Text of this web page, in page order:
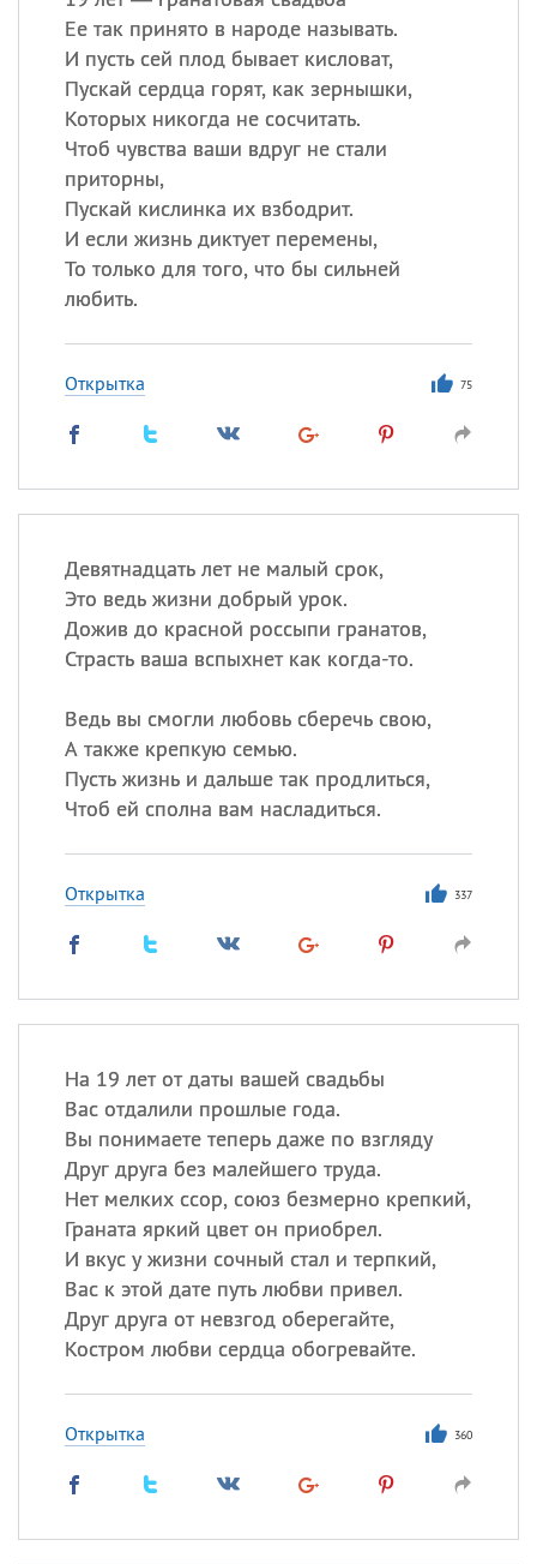
Ее так принято в народе называть.
И пусть сей плод бывает кисловат,
Пускай сердца горят, как зернышки,
Которых никогда не сосчитать.
Чтоб чувства ваши вдруг не стали
приторны,
Пускай кислинка их взбодрит.
И если жизнь диктует перемены,
То только для того, что бы сильней
любить.
Открытка 75
Девятнадцать лет не малый срок,
Это ведь жизни добрый урок.
Дожив до красной россыпи гранатов,
Страсть ваша вспыхнет как когда-то.
Ведь вы смогли любовь сберечь свою,
А также крепкую семью.
Пусть жизнь и дальше так продлиться,
Чтоб ей сполна вам насладиться.
Открытка 337
На 19 лет от даты вашей свадьбы
Вас отдалили прошлые года.
Вы понимаете теперь даже по взгляду
Друг друга без малейшего труда.
Нет мелких ссор, союз безмерно крепкий,
Граната яркий цвет он приобрел.
И вкус у жизни сочный стал и терпкий,
Вас к этой дате путь любви привел.
Друг друга от невзгод оберегайте,
Костром любви сердца обогревайте.
Открытка 360